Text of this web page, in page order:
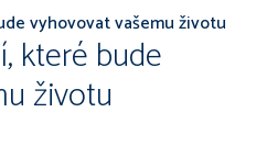
které bude
životu